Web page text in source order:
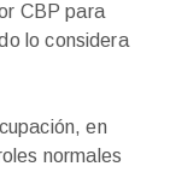
CBP para
lo considera
en
normales